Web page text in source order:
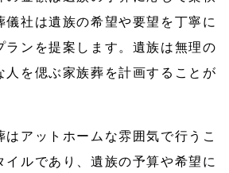
儀社は遺族の希望や要望を丁寧に
ランを提案します。遺族は無理の
人を偲ぶ家族葬を計画することが
はアットホームな雰囲気で行うこ
イルであり、遺族の予算や希望に